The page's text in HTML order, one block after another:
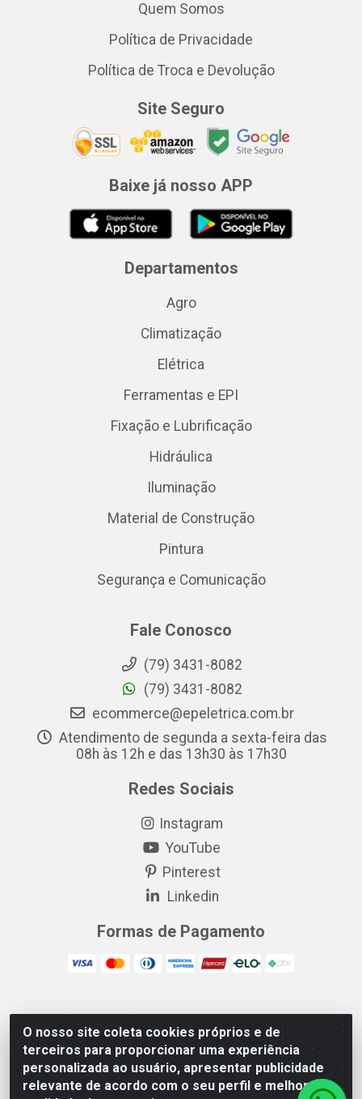
O nosso site coleta cookies próprios e de
terceiros para proporcionar uma experiência
personalizada ao usuário, apresentar publicidade
relevante de acordo com o seu perfil e melhorar a
Quem Somos
Política de Privacidade
Política de Troca e Devolução
Site Seguro
Baixe já nosso APP
Departamentos
Agro
Climatização
Elétrica
Ferramentas e EPI
Fixação e Lubrificação
Hidráulica
Iluminação
Material de Construção
Pintura
Segurança e Comunicação
Fale Conosco
(79) 3431-8082
(79) 3431-8082
ecommerce@epeletrica.com.br
Atendimento de segunda a sexta-feira das
08h às 12h e das 13h30 às 17h30
Redes Sociais
Instagram
YouTube
Pinterest
Linkedin
Formas de Pagamento
EP Elétrica LTDA - 18.621.731/0005-43 - Itabaiana/SE -
CEP: 49511-899
EP Elétrica LTDA - 48.594.570/0001-83 - Itabaiana/SE -
CEP: 49511-899